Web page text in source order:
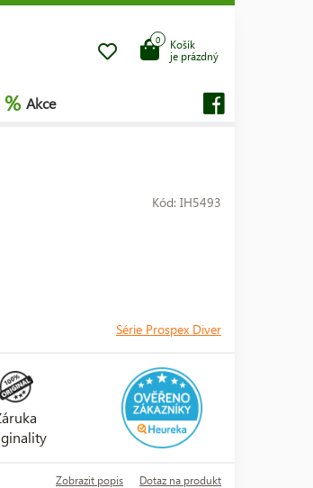
Košík
je prázdný
0
% Akce
Kód: IH5493
Série Prospex Diver
Zobrazit popis Dotaz na produkt